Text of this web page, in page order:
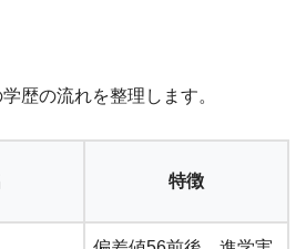
歴の流れを整理します。
特徴